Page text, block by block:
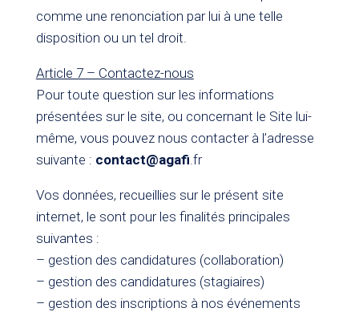
comme une renonciation par lui à une telle
disposition ou un tel droit.
Article 7 – Contactez-nous
Pour toute question sur les informations
présentées sur le site, ou concernant le Site lui-
même, vous pouvez nous contacter à l’adresse
suivante : contact@agafi.fr
Vos données, recueillies sur le présent site
internet, le sont pour les finalités principales
suivantes :
– gestion des candidatures (collaboration)
– gestion des candidatures (stagiaires)
– gestion des inscriptions à nos événements